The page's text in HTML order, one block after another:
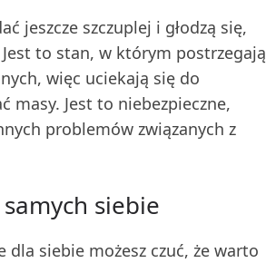
jeszcze szczuplej i głodzą się,
to stan, w którym postrzegają
więc uciekają się do
masy. Jest to niebezpieczne,
problemów związanych z
siebie
dla siebie możesz czuć, że warto